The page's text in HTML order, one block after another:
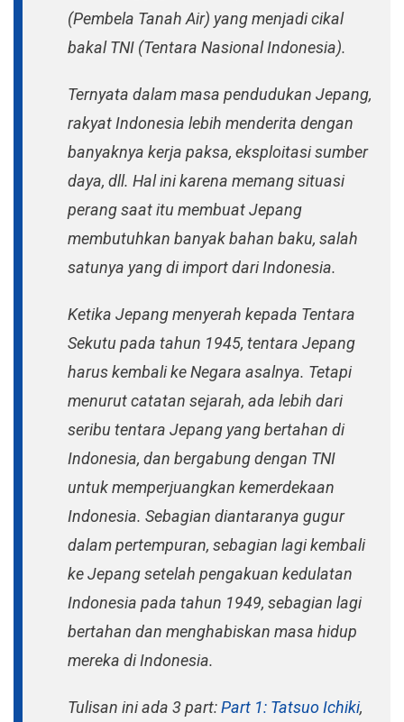
(Pembela Tanah Air) yang menjadi cikal
bakal TNI (Tentara Nasional Indonesia).
Ternyata dalam masa pendudukan Jepang,
rakyat Indonesia lebih menderita dengan
banyaknya kerja paksa, eksploitasi sumber
daya, dll. Hal ini karena memang situasi
perang saat itu membuat Jepang
membutuhkan banyak bahan baku, salah
satunya yang di import dari Indonesia.
Ketika Jepang menyerah kepada Tentara
Sekutu pada tahun 1945, tentara Jepang
harus kembali ke Negara asalnya. Tetapi
menurut catatan sejarah, ada lebih dari
seribu tentara Jepang yang bertahan di
Indonesia, dan bergabung dengan TNI
untuk memperjuangkan kemerdekaan
Indonesia. Sebagian diantaranya gugur
dalam pertempuran, sebagian lagi kembali
ke Jepang setelah pengakuan kedulatan
Indonesia pada tahun 1949, sebagian lagi
bertahan dan menghabiskan masa hidup
mereka di Indonesia.
Tulisan ini ada 3 part:Part 1: Tatsuo Ichiki,